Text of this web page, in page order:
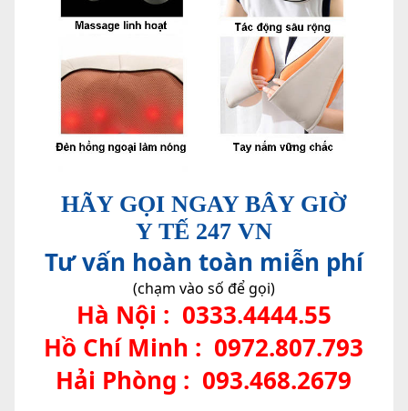
HÃY GỌI NGAY BÂY GIỜ
Y TẾ 247 VN
Tư vấn hoàn toàn miễn phí
(chạm vào số để gọi)
Hà Nội : 0333.4444.55
Hồ Chí Minh : 0972.807.793
Hải Phòng : 093.468.2679